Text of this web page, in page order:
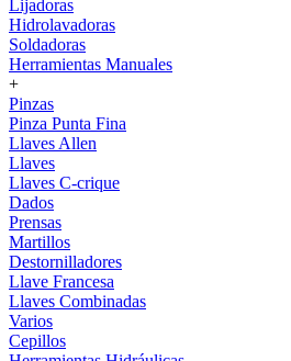
Lijadoras
Hidrolavadoras
Soldadoras
Herramientas Manuales
+
Pinzas
Pinza Punta Fina
Llaves Allen
Llaves
Llaves C-crique
Dados
Prensas
Martillos
Destornilladores
Llave Francesa
Llaves Combinadas
Varios
Cepillos